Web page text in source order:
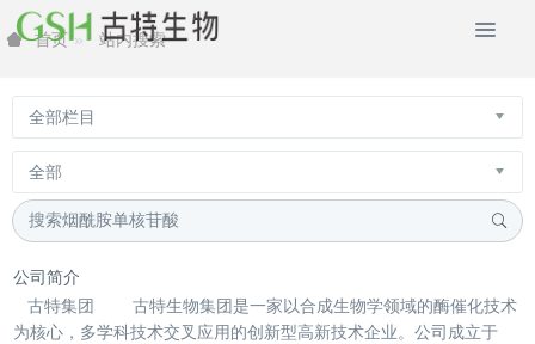
首页 站内搜索
公司简介
古特集团 古特生物集团是一家以合成生物学领域的酶催化技术
为核心，多学科技术交叉应用的创新型高新技术企业。公司成立于